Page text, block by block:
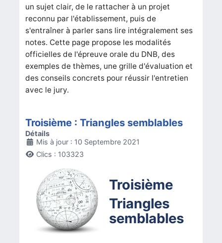
un sujet clair, de le rattacher à un projet
reconnu par l'établissement, puis de
s'entraîner à parler sans lire intégralement ses
notes. Cette page propose les modalités
officielles de l'épreuve orale du DNB, des
exemples de thèmes, une grille d'évaluation et
des conseils concrets pour réussir l'entretien
avec le jury.
Troisième : Triangles semblables
Détails
Mis à jour : 10 Septembre 2021
Clics : 103323
Troisième
Triangles
semblables